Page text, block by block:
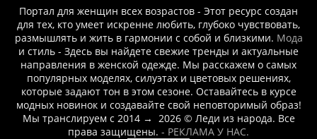
Портал для женщин всех возрастов - Этот ресурс создан
для тех, кто умеет искренне любить, глубоко чувствовать,
размышлять и жить в гармонии с собой и близкими. Мода
и стиль - Здесь вы найдете свежие тренды и актуальные
направления в женской одежде. Мы расскажем о самых
популярных моделях, силуэтах и цветовых решениях,
которые задают тон в этом сезоне. Оставайтесь в курсе
модных новинок и создавайте свой неповторимый образ!
Мы транслируем с 2014→ 2026© Леди из народа. Все
права защищены. - РЕКЛАМА У НАС.